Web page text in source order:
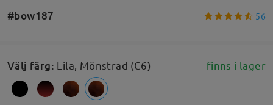
#bow187 56
Välj färg: Lila, Mönstrad (C6) finns i lager